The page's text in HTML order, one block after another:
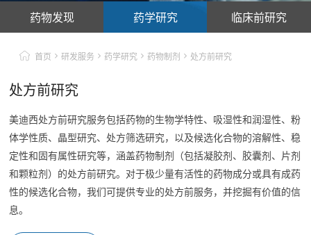
药物发现 药学研究 临床前研究
首页 研发服务 药学研究 药物制剂 处方前研究
处方前研究
美迪西处方前研究服务包括药物的生物学特性、吸湿性和润湿性、粉
体学性质、晶型研究、处方筛选研究，以及候选化合物的溶解性、稳
定性和固有属性研究等，涵盖药物制剂（包括凝胶剂、胶囊剂、片剂
和颗粒剂）的处方前研究。对于极少量有活性的药物成分或具有成药
性的候选化合物，我们可提供专业的处方前服务，并挖掘有价值的信
息。